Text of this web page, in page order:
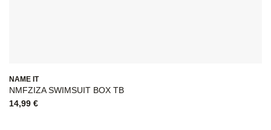
NAME IT
NMFZIZA SWIMSUIT BOX TB
14,99 €